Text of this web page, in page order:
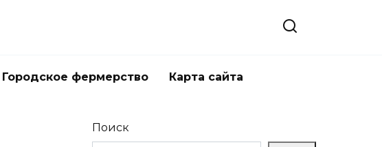
Городское фермерство Карта сайта
Поиск